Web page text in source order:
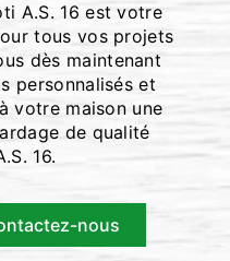
A.S. 16 est votre
tous vos projets
dès maintenant
personnalisés et
votre maison une
de qualité
16.
nous